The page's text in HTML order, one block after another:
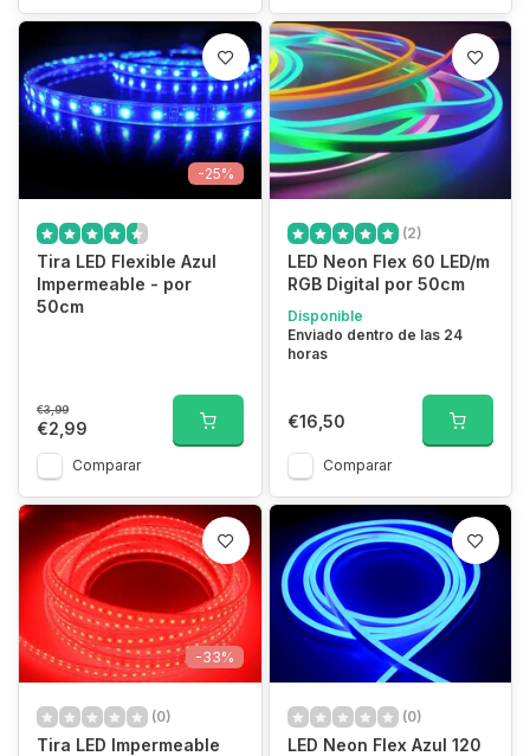
-25%
Tira LED Flexible Azul
Impermeable - por
50cm
€3,99
€2,99
Comparar
(2)
LED Neon Flex 60 LED/m
RGB Digital por 50cm
Disponible
Enviado dentro de las 24
horas
€16,50
Comparar
-33%
(0)
Tira LED Impermeable
(0)
LED Neon Flex Azul 120